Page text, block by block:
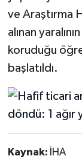
ve Araştırma
alınan
koruduğu
başlatıldı.
Kaynak: İHA